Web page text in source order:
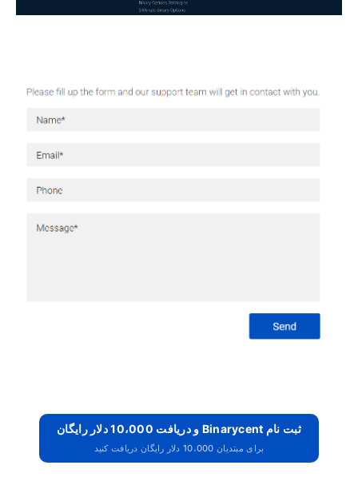
ثبت نام Binarycent و دریافت 10،000 دلار رایگان
برای مبتدیان 10،000 دلار رایگان دریافت کنید